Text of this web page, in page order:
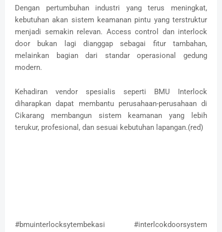
Dengan pertumbuhan industri yang terus meningkat,
kebutuhan akan sistem keamanan pintu yang terstruktur
menjadi semakin relevan. Access control dan interlock
door bukan lagi dianggap sebagai fitur tambahan,
melainkan bagian dari standar operasional gedung
modern.
Kehadiran vendor spesialis seperti BMU Interlock
diharapkan dapat membantu perusahaan-perusahaan di
Cikarang membangun sistem keamanan yang lebih
terukur, profesional, dan sesuai kebutuhan lapangan.(red)
#bmuinterlocksytembekasi #interlcokdoorsystem